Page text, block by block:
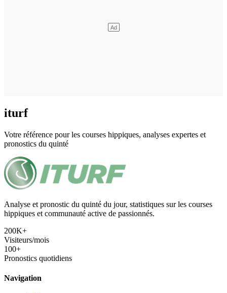
iturf
Votre référence pour les courses hippiques, analyses expertes et
pronostics du quinté
Analyse et pronostic du quinté du jour, statistiques sur les courses
hippiques et communauté active de passionnés.
200K+
Visiteurs/mois
100+
Pronostics quotidiens
Navigation